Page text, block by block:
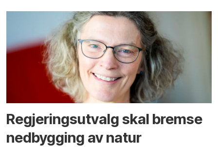
Regjerings­utvalg skal bremse
ned­bygging av natur